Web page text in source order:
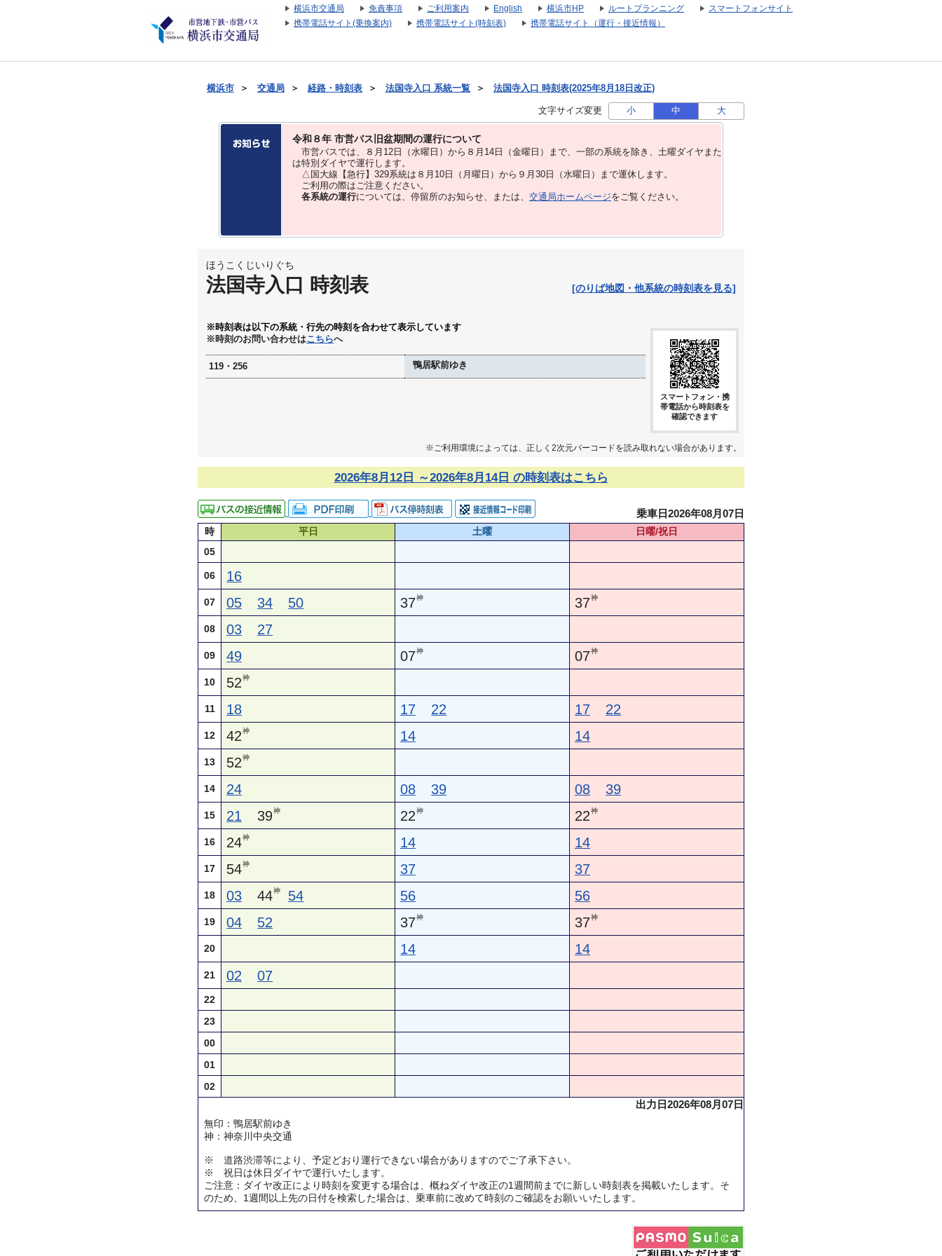
横浜市交通局 免責事項 ご利用案内 English 横浜市HP ルートプランニング
スマートフォンサイト
携帯電話サイト(乗換案内)
携帯電話サイト(時刻表) 携帯電話サイト（運行・接近情報）
横浜市 ＞ 交通局 ＞ 経路・時刻表 ＞ 法国寺入口 系統一覧 ＞ 法国寺入口 時刻表(2025年8月18日改正)
文字サイズ変更 小 中 大
令和８年 市営バス旧盆期間の運行について
市営バスでは、８⽉12⽇（水曜日）から８⽉14⽇（金曜日）まで、⼀部の系統を除き、⼟曜ダイヤまた
は特別ダイヤで運⾏します。
△国大線【急行】329系統は８月10日（月曜日）から９月30日（水曜日）まで運休します。
ご利用の際はご注意ください。
各系統の運行については、停留所のお知らせ、または、 交通局ホームページをご覧ください。
ほうこくじいりぐち
法国寺入口 時刻表 [のりば地図・他系統の時刻表を見る]
※時刻表は以下の系統・行先の時刻を合わせて表示しています
※時刻のお問い合わせはこちらへ
119・256 鴨居駅前ゆき
スマートフォン・携
帯電話から時刻表を
確認できます
※ご利用環境によっては、正しく2次元バーコードを読み取れない場合があります。
2026年8月12日 ～2026年8月14日 の時刻表はこちら
乗車日2026年08月07日
時 平日 土曜
日曜/祝日
05
06 16
07 05 34 50 37神 37神
08 03 27
09 49 07神 07神
10 52神
11 18 17 22 17 22
12 42神 14 14
13 52神
14 24 08 39 08 39
15 21 39神 22神 22神
16 24神 14 14
17 54神 37 37
18 03 44神 54 56 56
19 04 52 37神 37神
20 14 14
21 02 07
22
23
00
01
02
出力日2026年08月07日
無印：鴨居駅前ゆき
神：神奈川中央交通
※ 道路渋滞等により、予定どおり運行できない場合がありますのでご了承下さい。
※ 祝日は休日ダイヤで運行いたします。
ご注意：ダイヤ改正により時刻を変更する場合は、概ねダイヤ改正の1週間前までに新しい時刻表を掲載いたします。そ
のため、1週間以上先の日付を検索した場合は、乗車前に改めて時刻のご確認をお願いいたします。